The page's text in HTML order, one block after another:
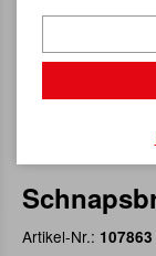
Artikel-Nr.: 107863